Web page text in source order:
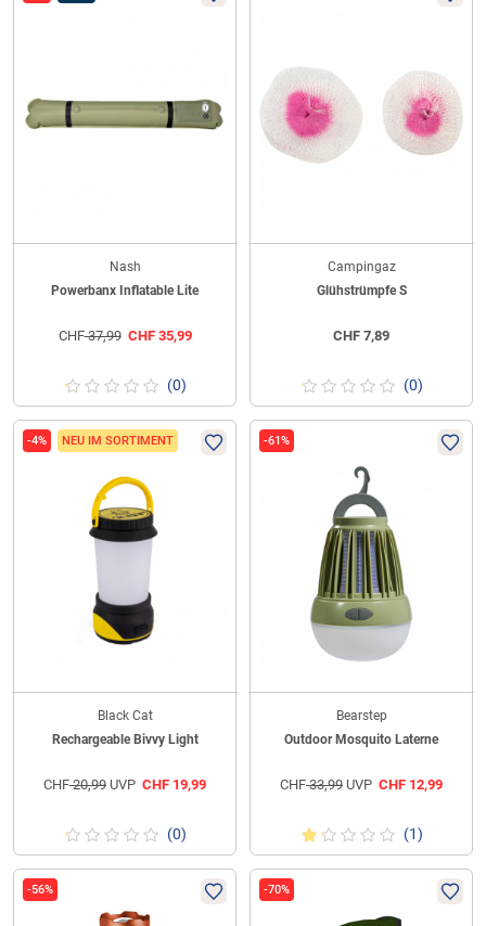
Nash
Powerbanx Inflatable Lite
CHF37,99 CHF35,99
(0)
Campingaz
Glühstrümpfe S
CHF 7,89
(0)
-4% NEU IM SORTIMENT
Black Cat
Rechargeable Bivvy Light
CHF20,99 UVP CHF 19,99
(0)
-61%
Bearstep
Outdoor Mosquito Laterne
CHF33,99 UVP CHF 12,99
(1)
-56% -70%